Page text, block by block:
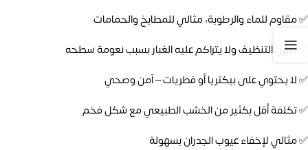
✅ مقاوم للماء والرطوبة، مثالي للمطابخ والحمامات
✅ سهل التنظيف ولا يتراكم عليه الغبار بسبب نعومة سطحه
✅ لا يحتوي على بيكتريا أو فطريات – آمن وصحي
✅ تكلفة أقل بكثير من الخشب الطبيعي مع شكل فخم
✅ مثالي لإخفاء عيوب الجدران بسهولة